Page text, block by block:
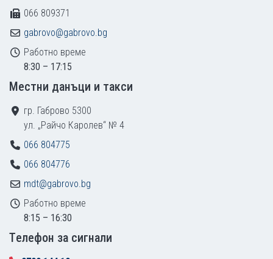
066 809371
gabrovo@gabrovo.bg
Работно време
8:30 – 17:15
Местни данъци и такси
гр. Габрово 5300
ул. „Райчо Каролев“ № 4
066 804775
066 804776
mdt@gabrovo.bg
Работно време
8:15 – 16:30
Tелефон за сигнали